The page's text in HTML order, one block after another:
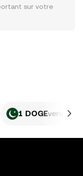
sur votre
1 DOGEvers